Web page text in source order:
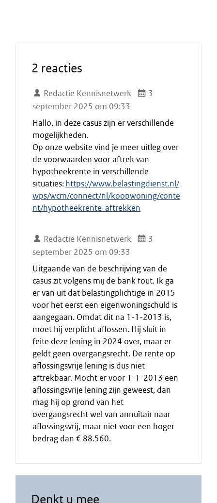
2 reacties
Redactie Kennisnetwerk
3
september 2025 om 09:33
Hallo, in deze casus zijn er verschillende
mogelijkheden.
Op onze website vind je meer uitleg over
de voorwaarden voor aftrek van
hypotheekrente in verschillende
situaties: https://www.belastingdienst.nl/
wps/wcm/connect/nl/koopwoning/conte
nt/hypotheekrente-aftrekken
Redactie Kennisnetwerk
3
september 2025 om 09:33
Uitgaande van de beschrijving van de
casus zit volgens mij de bank fout. Ik ga
er van uit dat belastingplichtige in 2015
voor het eerst een eigenwoningschuld is
aangegaan. Omdat dit na 1-1-2013 is,
moet hij verplicht aflossen. Hij sluit in
feite deze lening in 2024 over, maar er
geldt geen overgangsrecht. De rente op
aflossingsvrije lening is dus niet
aftrekbaar. Mocht er voor 1-1-2013 een
aflossingsvrije lening zijn geweest, dan
mag hij op grond van het
overgangsrecht wel van annuïtair naar
aflossingsvrij, maar niet voor een hoger
bedrag dan € 88.560.
Denkt u mee